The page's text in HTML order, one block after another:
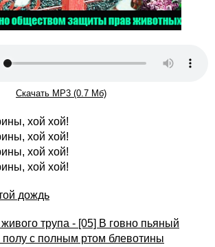
Скачать MP3 (0.7 Мб)
хой хой!
хой хой!
хой хой!
хой хой!
дождь
трупа - [05] В говно пьяный
полу с полным ртом блевотины